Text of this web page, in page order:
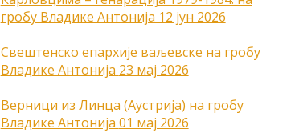
гробу Владике Антонија 12 јун 2026
Свештенско епархије ваљевске на гробу
Владике Антонија 23 мај 2026
Верници из Линца (Аустрија) на гробу
Владике Антонија 01 мај 2026